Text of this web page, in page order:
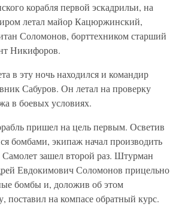
корабля первой эскадрильи, на
летал майор Кацюржинский,
Соломонов, борттехником старший
Никифоров.
в эту ночь находился и командир
Сабуров. Он летал на проверку
в боевых условиях.
пришел на цель первым. Осветив
бомбами, экипаж начал производить
зашел второй раз. Штурман
Евдокимович Соломонов прицельно
бомбы и, доложив об этом
на компасе обратный курс.